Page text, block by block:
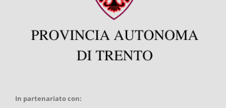
In partenariato con: